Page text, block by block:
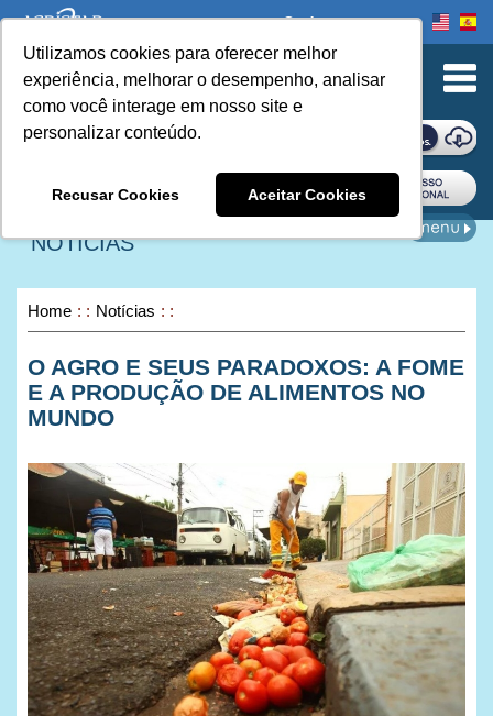
Utilizamos cookies para oferecer melhor
experiência, melhorar o desempenho, analisar
como você interage em nosso site e
personalizar conteúdo.
Recusar Cookies Aceitar Cookies
to Content
Onde comprar
ONDE COMPRAR
NOTÍCIAS
Home Notícias
O AGRO E SEUS PARADOXOS: A FOME
E A PRODUÇÃO DE ALIMENTOS NO
MUNDO